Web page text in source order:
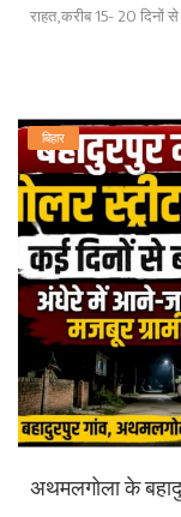
राहत,करीब 15- 20 दिनों
बिहार
अथमलगोला के